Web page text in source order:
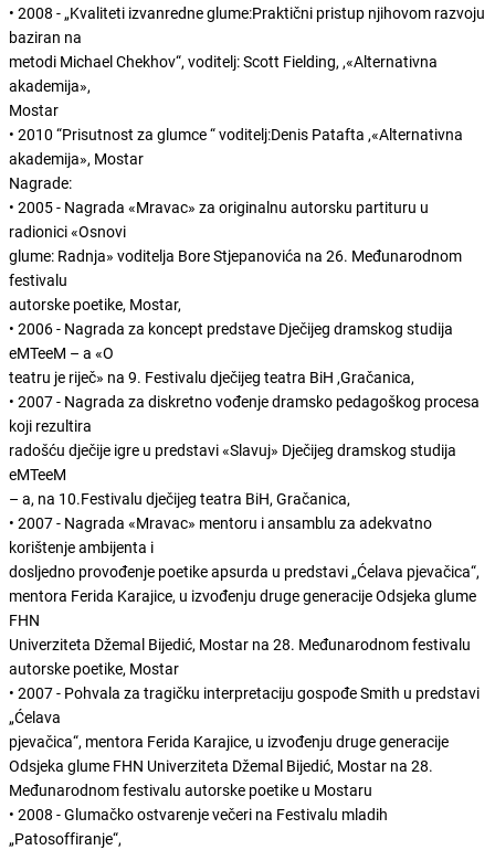
• 2008 - „Kvaliteti izvanredne glume:Praktični pristup njihovom razvoju
baziran na
metodi Michael Chekhov“, voditelj: Scott Fielding, ,«Alternativna
akademija»,
Mostar
• 2010 “Prisutnost za glumce “ voditelj:Denis Patafta ,«Alternativna
akademija», Mostar
Nagrade:
• 2005 - Nagrada «Mravac» za originalnu autorsku partituru u
radionici «Osnovi
glume: Radnja» voditelja Bore Stjepanovića na 26. Međunarodnom
festivalu
autorske poetike, Mostar,
• 2006 - Nagrada za koncept predstave Dječijeg dramskog studija
eMTeeM – a «O
teatru je riječ» na 9. Festivalu dječijeg teatra BiH ,Gračanica,
• 2007 - Nagrada za diskretno vođenje dramsko pedagoškog procesa
koji rezultira
radošću dječije igre u predstavi «Slavuj» Dječijeg dramskog studija
eMTeeM
– a, na 10.Festivalu dječijeg teatra BiH, Gračanica,
• 2007 - Nagrada «Mravac» mentoru i ansamblu za adekvatno
korištenje ambijenta i
dosljedno provođenje poetike apsurda u predstavi „Ćelava pjevačica“,
mentora Ferida Karajice, u izvođenju druge generacije Odsjeka glume
FHN
Univerziteta Džemal Bijedić, Mostar na 28. Međunarodnom festivalu
autorske poetike, Mostar
• 2007 - Pohvala za tragičku interpretaciju gospođe Smith u predstavi
„Ćelava
pjevačica“, mentora Ferida Karajice, u izvođenju druge generacije
Odsjeka glume FHN Univerziteta Džemal Bijedić, Mostar na 28.
Međunarodnom festivalu autorske poetike u Mostaru
• 2008 - Glumačko ostvarenje večeri na Festivalu mladih
„Patosoffiranje“,